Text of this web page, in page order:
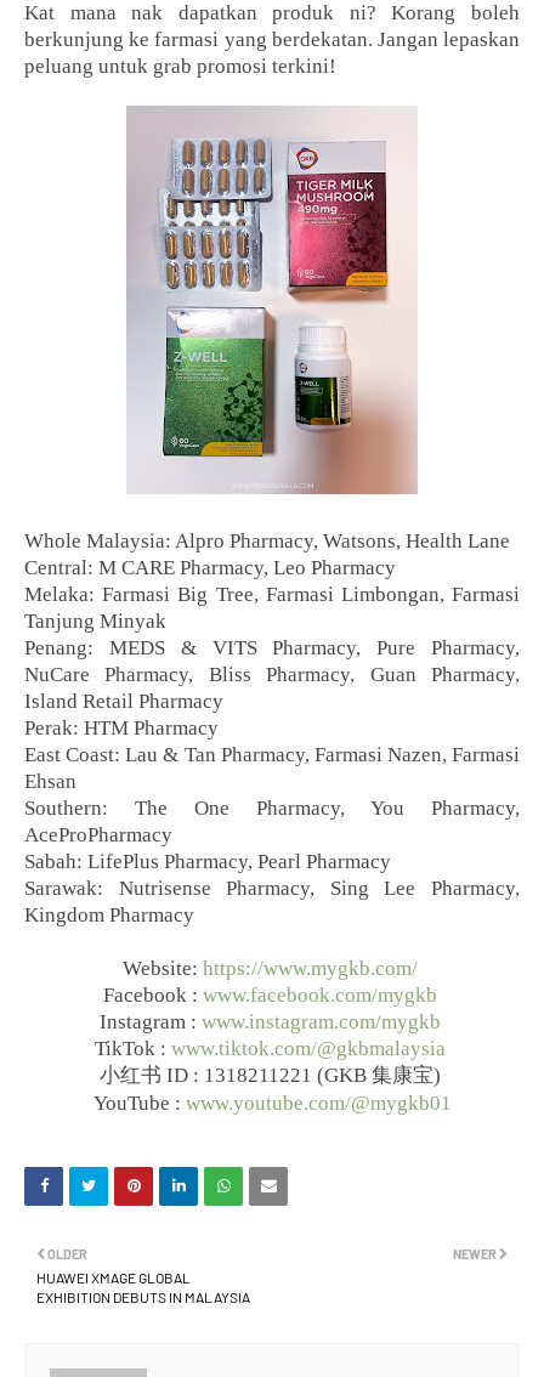
Kat mana nak dapatkan produk ni? Korang boleh
berkunjung ke farmasi yang berdekatan. Jangan lepaskan
peluang untuk grab promosi terkini!
Whole Malaysia: Alpro Pharmacy, Watsons, Health Lane
Central: M CARE Pharmacy, Leo Pharmacy
Melaka: Farmasi Big Tree, Farmasi Limbongan, Farmasi
Tanjung Minyak
Penang: MEDS & VITS Pharmacy, Pure Pharmacy,
NuCare Pharmacy, Bliss Pharmacy, Guan Pharmacy,
Island Retail Pharmacy
Perak: HTM Pharmacy
East Coast: Lau & Tan Pharmacy, Farmasi Nazen, Farmasi
Ehsan
Southern: The One Pharmacy, You Pharmacy,
AceProPharmacy
Sabah: LifePlus Pharmacy, Pearl Pharmacy
Sarawak: Nutrisense Pharmacy, Sing Lee Pharmacy,
Kingdom Pharmacy
Website: https://www.mygkb.com/
Facebook : www.facebook.com/mygkb
Instagram : www.instagram.com/mygkb
TikTok : www.tiktok.com/@gkbmalaysia
小红书 ID : 1318211221 (GKB 集康宝)
YouTube : www.youtube.com/@mygkb01
NEWER
OLDER
HUAWEI XMAGE GLOBAL
EXHIBITION DEBUTS IN MALAYSIA